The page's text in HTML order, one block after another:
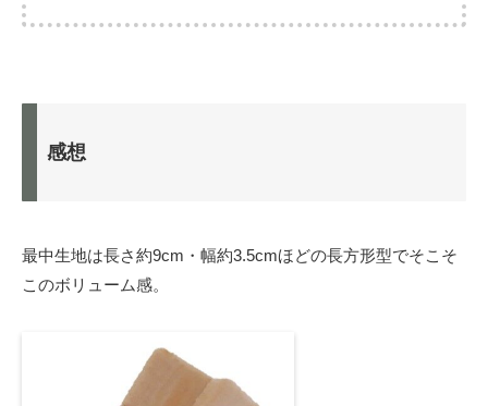
感想
最中生地は長さ約9cm・幅約3.5cmほどの長方形型でそこそ
このボリューム感。